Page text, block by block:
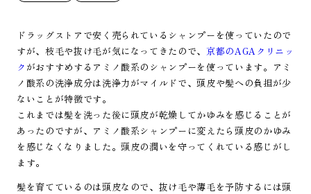
ドラッグストアで安く売られているシャンプーを使っていたので
すが、枝毛や抜け毛が気になってきたので、京都のAGAクリニッ
ク がおすすめするアミノ酸系のシャンプーを使っています。アミ
ノ酸系の洗浄成分は洗浄力がマイルドで、頭皮や髪への負担が少
ないことが特徴です。
これまでは髪を洗った後に頭皮が乾燥してかゆみを感じることが
あったのですが、アミノ酸系シャンプーに変えたら頭皮のかゆみ
を感じなくなりました。頭皮の潤いを守ってくれている感じがし
ます。
髪を育てているのは頭皮なので、抜け毛や薄毛を予防するには頭